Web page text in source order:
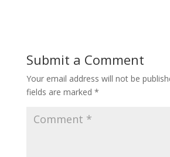
Submit a Comment
Your email address will not be
fields are marked *